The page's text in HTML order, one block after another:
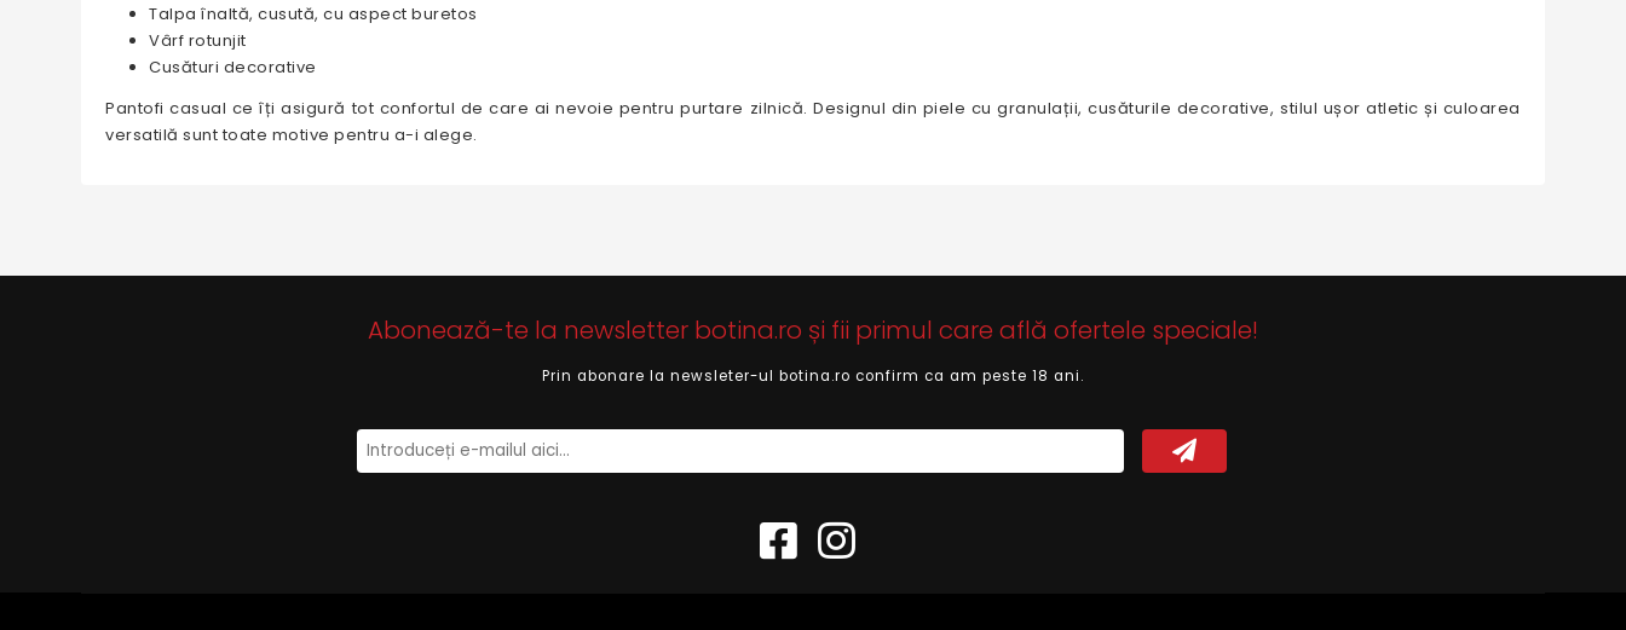
Talpa înaltă, cusută, cu aspect buretos
Vârf rotunjit
Cusături decorative
Pantofi casual ce îți asigură tot confortul de care ai nevoie pentru purtare zilnică. Designul din piele cu granulații, cusăturile decorative, stilul ușor atletic și culoarea
versatilă sunt toate motive pentru a-i alege.
Abonează-te la newsletter botina.ro și fii primul care află ofertele speciale!
Prin abonare la newsleter-ul botina.ro confirm ca am peste 18 ani.